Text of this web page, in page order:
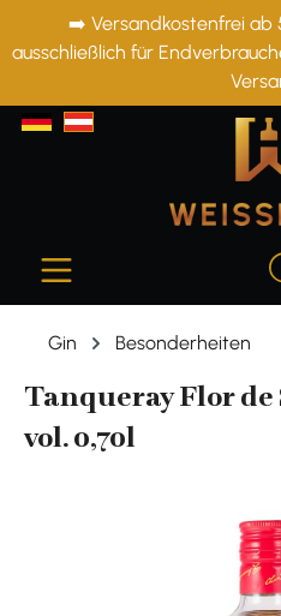
springen
➡️ Versandkostenfrei ab
ausschließlich für
Gin Besonderheiten
Tanqueray Flor de
vol. 0,70l